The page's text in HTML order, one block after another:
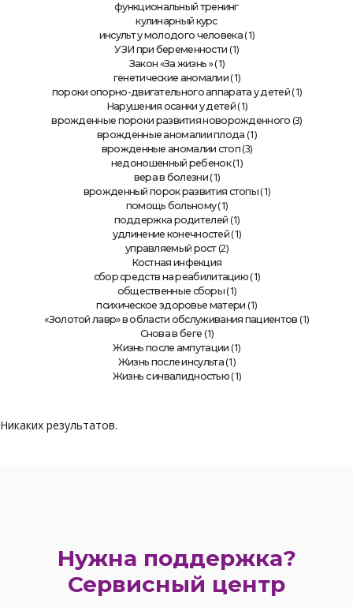
функциональный тренинг
кулинарный курс
инсульт у молодого человека(1)
УЗИ при беременности (1)
Закон «За жизнь » (1)
генетические аномалии (1)
пороки опорно-двигательного аппарата у детей (1)
Нарушения осанки у детей (1)
врожденные пороки развития новорожденного (3)
врожденные аномалии плода (1)
врожденные аномалии стоп (3)
недоношенный ребенок(1)
вера в болезни (1)
врожденный порок развития стопы (1)
помощь больному(1)
поддержка родителей (1)
удлинение конечностей (1)
управляемый рост(2)
Костная инфекция
сбор средств на реабилитацию (1)
общественные сборы (1)
психическое здоровье матери (1)
«Золотой лавр» в области обслуживания пациентов (1)
Снова в беге (1)
Жизнь после ампутации (1)
Жизнь после инсульта(1)
Жизнь с инвалидностью (1)
Никаких результатов.
Нужна поддержка?
Сервисный центр